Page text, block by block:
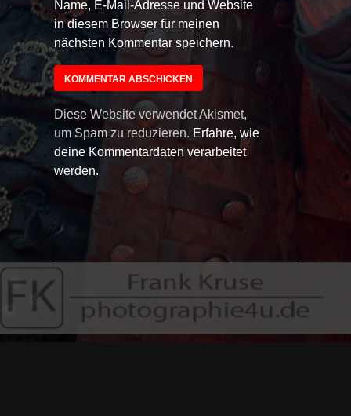
Name, E-Mail-Adresse und Website
in diesem Browser für meinen
nächsten Kommentar speichern.
Diese Website verwendet Akismet,
um Spam zu reduzieren. Erfahre, wie
deine Kommentardaten verarbeitet
werden.